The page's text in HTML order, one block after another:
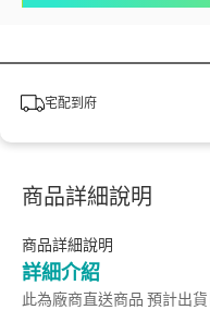
宅配到府
商品詳細說明
商品詳細說明
詳細介紹
此為廠商直送商品 預計出